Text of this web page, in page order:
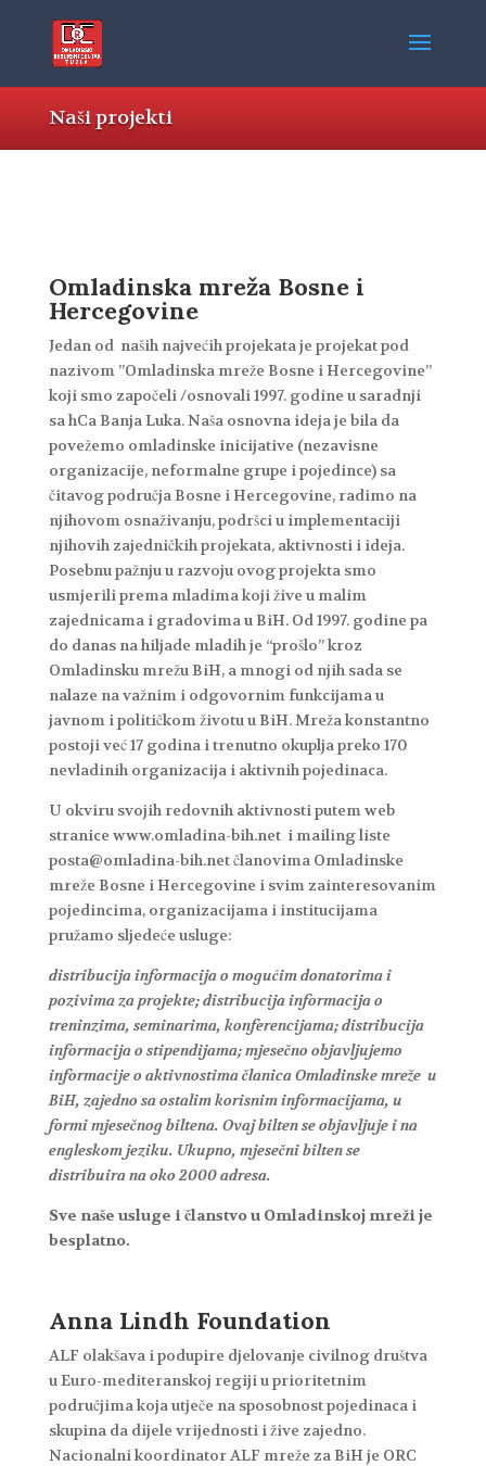
Naši projekti
Omladinska mreža Bosne i
Hercegovine
Jedan od naših najvećih projekata je projekat pod
nazivom ”Omladinska mreže Bosne i Hercegovine”
koji smo započeli /osnovali 1997. godine u saradnji
sa hCa Banja Luka. Naša osnovna ideja je bila da
povežemo omladinske inicijative (nezavisne
organizacije, neformalne grupe i pojedince) sa
čitavog područja Bosne i Hercegovine, radimo na
njihovom osnaživanju, podršci u implementaciji
njihovih zajedničkih projekata, aktivnosti i ideja.
Posebnu pažnju u razvoju ovog projekta smo
usmjerili prema mladima koji žive u malim
zajednicama i gradovima u BiH. Od 1997. godine pa
do danas na hiljade mladih je “prošlo” kroz
Omladinsku mrežu BiH, a mnogi od njih sada se
nalaze na važnim i odgovornim funkcijama u
javnom i političkom životu u BiH. Mreža konstantno
postoji već 17 godina i trenutno okuplja preko 170
nevladinih organizacija i aktivnih pojedinaca.
U okviru svojih redovnih aktivnosti putem web
stranice www.omladina-bih.net i mailing liste
posta@omladina-bih.net članovima Omladinske
mreže Bosne i Hercegovine i svim zainteresovanim
pojedincima, organizacijama i institucijama
pružamo sljedeće usluge:
distribucija informacija o mogućim donatorima i
pozivima za projekte; distribucija informacija o
treninzima, seminarima, konferencijama; distribucija
informacija o stipendijama; mjesečno objavljujemo
informacije o aktivnostima članica Omladinske mreže u
BiH, zajedno sa ostalim korisnim informacijama, u
formi mjesečnog biltena. Ovaj bilten se objavljuje i na
engleskom jeziku. Ukupno, mjesečni bilten se
distribuira na oko 2000 adresa.
Sve naše usluge i članstvo u Omladinskoj mreži je
besplatno.
Anna Lindh Foundation
ALF olakšava i podupire djelovanje civilnog društva
u Euro-mediteranskoj regiji u prioritetnim
područjima koja utječe na sposobnost pojedinaca i
skupina da dijele vrijednosti i žive zajedno.
Nacionalni koordinator ALF mreže za BiH je ORC